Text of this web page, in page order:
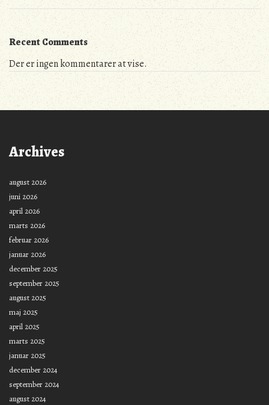
Recent Comments
Der er ingen kommentarer at vise.
Archives
august 2026
juni 2026
april 2026
marts 2026
februar 2026
januar 2026
december 2025
september 2025
august 2025
maj 2025
april 2025
marts 2025
januar 2025
december 2024
september 2024
august 2024